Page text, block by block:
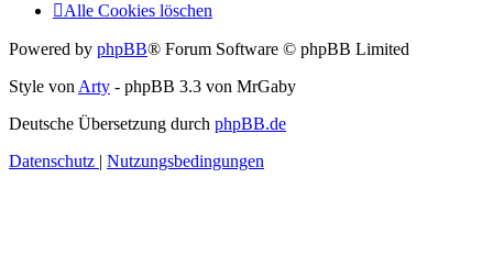
Alle Cookies löschen
Powered by phpBB® Forum Software © phpBB Limited
Style von Arty - phpBB 3.3 von MrGaby
Deutsche Übersetzung durch phpBB.de
Datenschutz | Nutzungsbedingungen